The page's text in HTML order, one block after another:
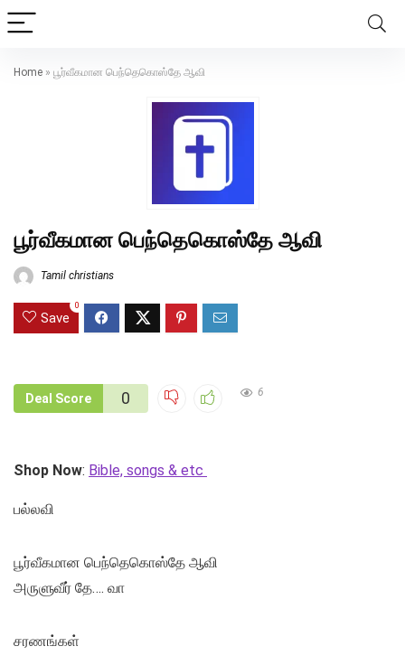
Home » பூர்வீகமான பெந்தெகொஸ்தே ஆவி
பூர்வீகமான பெந்தெகொஸ்தே ஆவி
Tamil christians
Save
0
Deal Score 0 6
Shop Now: Bible, songs & etc
பல்லவி
பூர்வீகமான பெந்தெகொஸ்தே ஆவி
அருளுவீர் தே…. வா
சரணங்கள்